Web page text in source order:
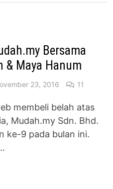
Bersama
& Maya Hanum
23, 2016 11
membeli belah atas
Mudah.my Sdn. Bhd.
ke-9 pada bulan ini.